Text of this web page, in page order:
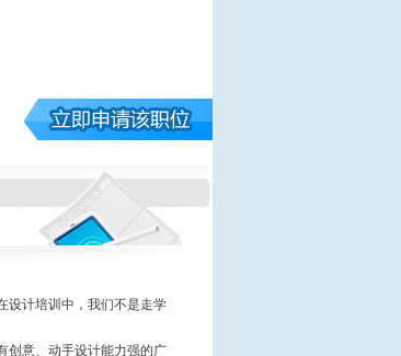
设计培训中，我们不是走学
创意、动手设计能力强的广